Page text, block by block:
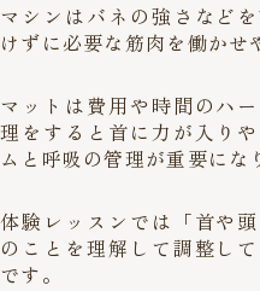
マシンはバネの強さなど
けずに必要な筋肉を働かせ
マットは費用や時間のハ
理をすると首に力が入り
ムと呼吸の管理が重要にな
体験レッスンでは「首や
のことを理解して調整し
です。